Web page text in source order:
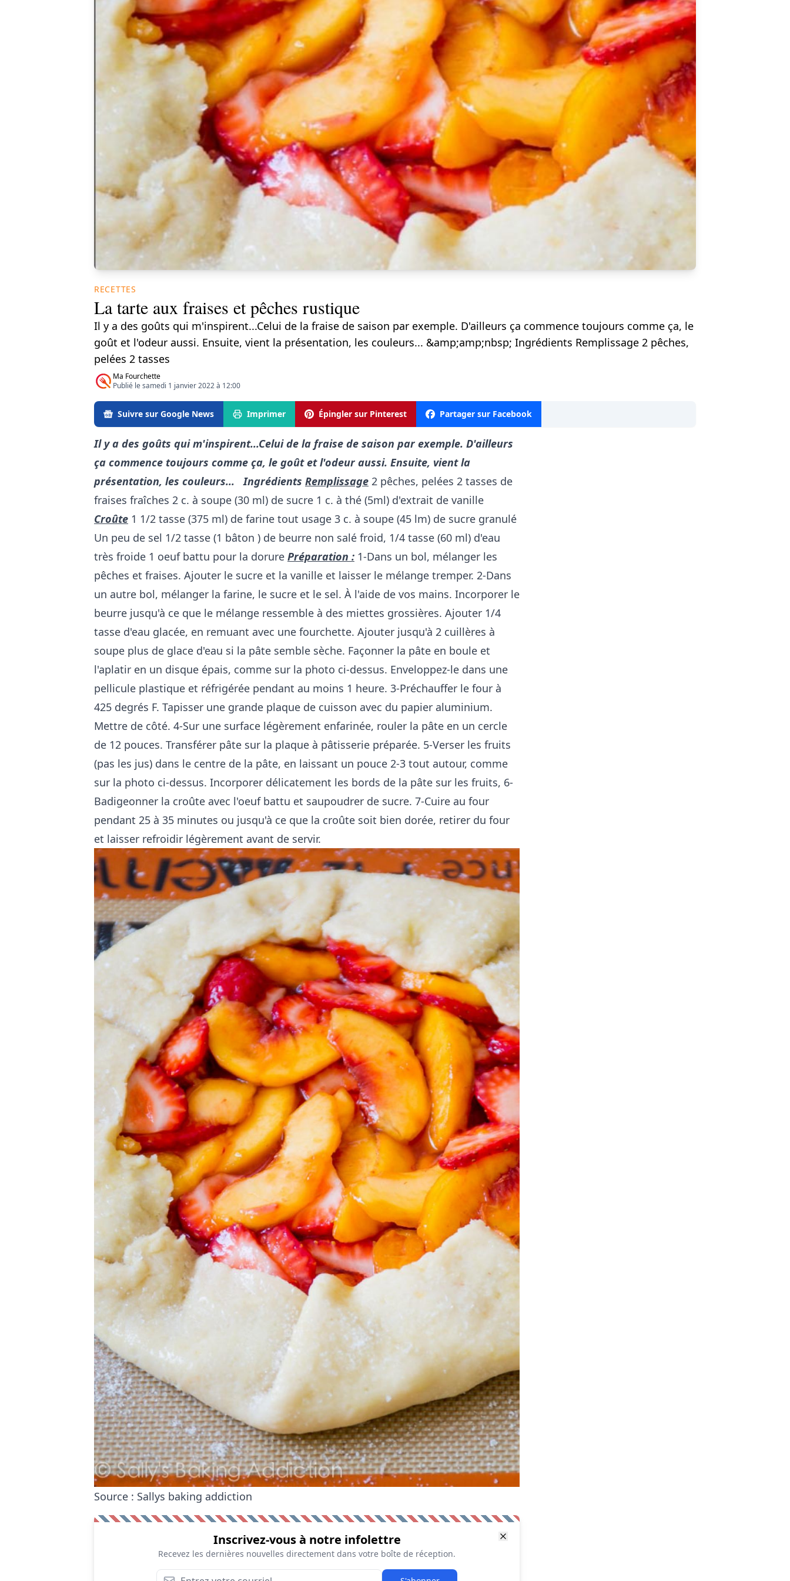
RECETTES
La tarte aux fraises et pêches rustique
Il y a des goûts qui m'inspirent...Celui de la fraise de saison par exemple. D'ailleurs ça commence toujours comme ça, le
goût et l'odeur aussi. Ensuite, vient la présentation, les couleurs... &amp;amp;nbsp; Ingrédients Remplissage 2 pêches,
pelées 2 tasses
Ma Fourchette
Publié le samedi 1 janvier 2022 à 12:00
Suivre sur Google News Imprimer Épingler sur Pinterest Partager sur Facebook
Il y a des goûts qui m'inspirent...Celui de la fraise de saison par exemple. D'ailleurs
ça commence toujours comme ça, le goût et l'odeur aussi. Ensuite, vient la
présentation, les couleurs...
Ingrédients Remplissage 2 pêches, pelées 2 tasses de
fraises fraîches 2 c. à soupe (30 ml) de sucre 1 c. à thé (5ml) d'extrait de vanille
Croûte 1 1/2 tasse (375 ml) de farine tout usage 3 c. à soupe (45 lm) de sucre granulé
Un peu de sel 1/2 tasse (1 bâton ) de beurre non salé froid, 1/4 tasse (60 ml) d'eau
très froide 1 oeuf battu pour la dorure Préparation : 1-Dans un bol, mélanger les
pêches et fraises. Ajouter le sucre et la vanille et laisser le mélange tremper. 2-Dans
un autre bol, mélanger la farine, le sucre et le sel. À l'aide de vos mains. Incorporer le
beurre jusqu'à ce que le mélange ressemble à des miettes grossières. Ajouter 1/4
tasse d'eau glacée, en remuant avec une fourchette. Ajouter jusqu'à 2 cuillères à
soupe plus de glace d'eau si la pâte semble sèche. Façonner la pâte en boule et
l'aplatir en un disque épais, comme sur la photo ci-dessus. Enveloppez-le dans une
pellicule plastique et réfrigérée pendant au moins 1 heure. 3-Préchauffer le four à
425 degrés F. Tapisser une grande plaque de cuisson avec du papier aluminium.
Mettre de côté. 4-Sur une surface légèrement enfarinée, rouler la pâte en un cercle
de 12 pouces. Transférer pâte sur la plaque à pâtisserie préparée. 5-Verser les fruits
(pas les jus) dans le centre de la pâte, en laissant un pouce 2-3 tout autour, comme
sur la photo ci-dessus. Incorporer délicatement les bords de la pâte sur les fruits, 6-
Badigeonner la croûte avec l'oeuf battu et saupoudrer de sucre. 7-Cuire au four
pendant 25 à 35 minutes ou jusqu'à ce que la croûte soit bien dorée, retirer du four
et laisser refroidir légèrement avant de servir.
Source : Sallys baking addiction
Inscrivez-vous à notre infolettre
Recevez les dernières nouvelles directement dans votre boîte de réception.